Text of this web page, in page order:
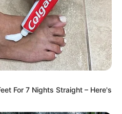
ignora-se que essas
o funcionamento da Atenção
sua própria saúde e bem-estar.
For 7 Nights Straight – Here's